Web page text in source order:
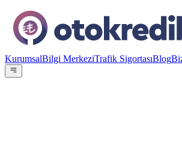
KurumsalBilgi MerkeziTrafik SigortasıBlog